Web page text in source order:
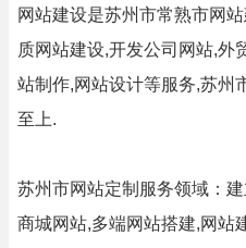
网站建设是苏州市常熟市网
质网站建设,开发公司网站,外
站制作,网站设计等服务,苏州
至上.
苏州市网站定制服务领域：
商城网站,多端网站搭建,网站